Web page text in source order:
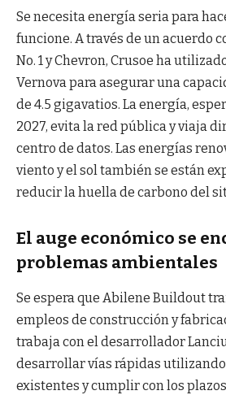
Se necesita energía seria para
funcione. A través de un acuerdo
No. 1 y Chevron, Crusoe ha
Vernova para asegurar una
de 4.5 gigavatios. La energía,
2027, evita la red pública y viaja
centro de datos. Las energías
viento y el sol también se están
reducir la huella de carbono del
El auge económico se
problemas ambientales
Se espera que Abilene Buildout
empleos de construcción y
trabaja con el desarrollador
desarrollar vías rápidas
existentes y cumplir con los